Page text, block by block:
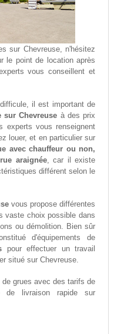
sur Chevreuse, n'hésitez
le point de location après
vous conseillent et
il est important de
sur Chevreuse à des prix
experts vous renseignent
louer, et en particulier sur
avec chauffeur ou non,
araignée, car il existe
différent selon le
vous propose différentes
vaste choix possible dans
ou démolition. Bien sûr
d'équipements de
pour effectuer un travail
situé sur Chevreuse.
grues avec des tarifs de
de livraison rapide sur